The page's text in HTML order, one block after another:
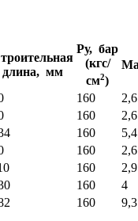
длина, мм
Ру, бар
(кгс/
см2)
160
2,6
160
2,6
160
5,4
160
2,6
160
2,9
160
4
160 9,3